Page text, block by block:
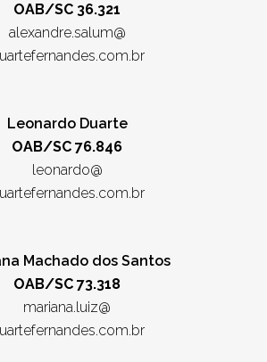
OAB/SC 36.321
alexandre.salum@
Leonardo Duarte
OAB/SC 76.846
leonardo@
Machado dos Santos
OAB/SC 73.318
mariana.luiz@